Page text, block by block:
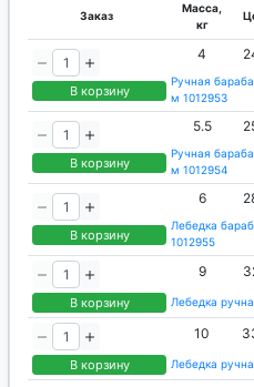
Заказ
Масса,
кг
В корзину
4
Ручная
м 1012953
В корзину
5.5
Ручная
м 1012954
В корзину
6
Лебедка
1012955
В корзину
9
Лебедка
В корзину
10
Лебедка